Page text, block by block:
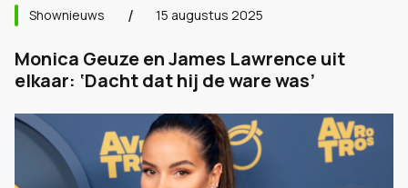
Shownieuws 15 augustus 2025
Monica Geuze en James Lawrence uit
elkaar: ‘Dacht dat hij de ware was’